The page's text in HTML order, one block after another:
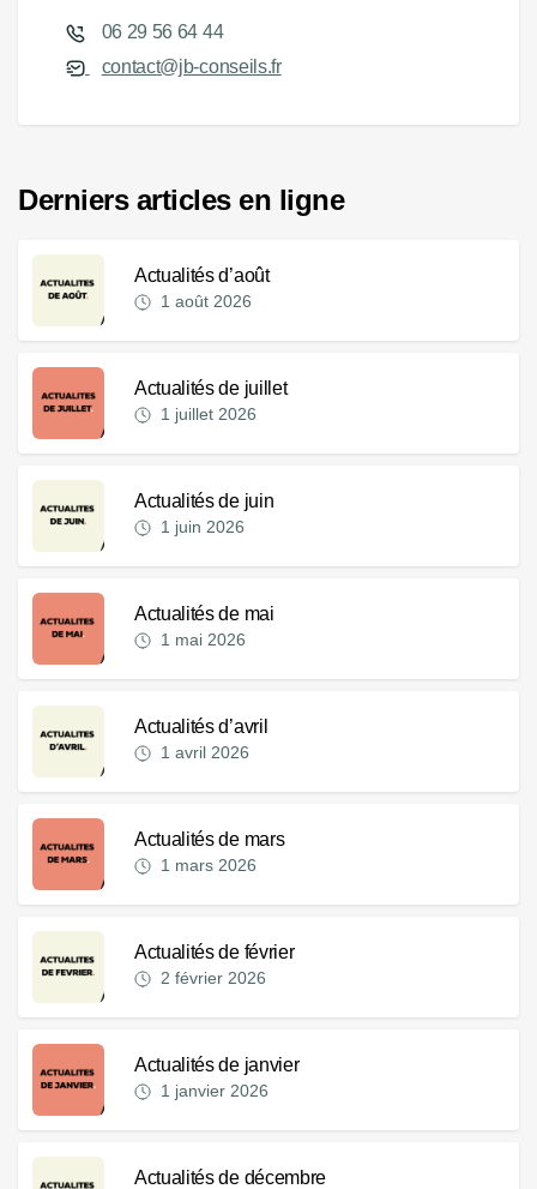
06 29 56 64 44
contact@jb-conseils.fr
Derniers articles en ligne
Actualités d’août
1 août 2026
Actualités de juillet
1 juillet 2026
Actualités de juin
1 juin 2026
Actualités de mai
1 mai 2026
Actualités d’avril
1 avril 2026
Actualités de mars
1 mars 2026
Actualités de février
2 février 2026
Actualités de janvier
1 janvier 2026
Actualités de décembre